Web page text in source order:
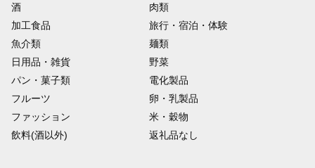
酒
肉類
加工食品
旅行・宿泊・体験
魚介類
麺類
日用品・雑貨
野菜
パン・菓子類
電化製品
フルーツ
卵・乳製品
ファッション
米・穀物
飲料(酒以外)
返礼品なし